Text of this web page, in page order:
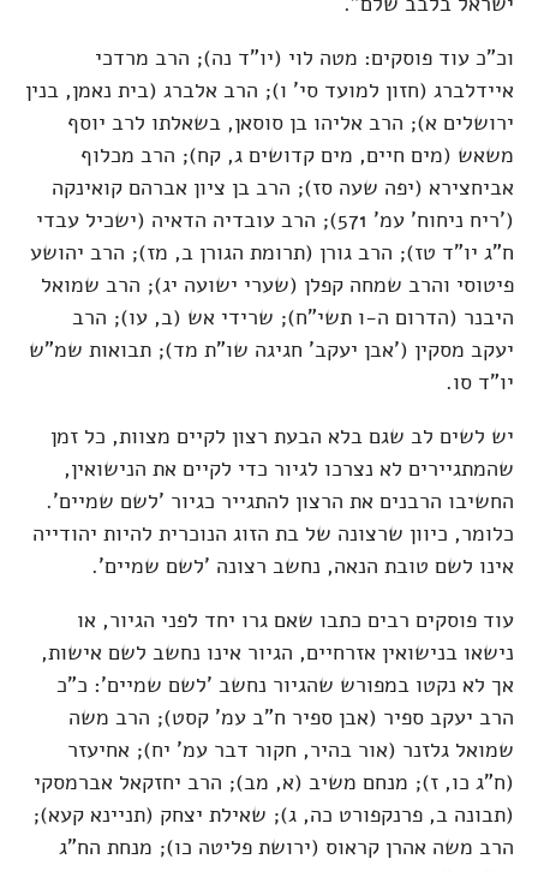
וכ"כ עוד פוסקים: מטה לוי (יו"ד נה); הרב מרדכי
איידלברג (חזון למועד סי' ו); הרב אלברג (בית נאמן, בנין
ירושלים א); הרב אליהו בן סוסאן, בשאלתו לרב יוסף
משאש (מים חיים, מים קדושים ג, קח); הרב מכלוף
אביחצירא (יפה שעה סז); הרב בן ציון אברהם קואינקה
('ריח ניחוח' עמ' 571); הרב עובדיה הדאיה (ישכיל עבדי
ח"ג יו"ד טז); הרב גורן (תרומת הגורן ב, מז); הרב יהושע
פיטוסי והרב שמחה קפלן (שערי ישועה יג); הרב שמואל
היבנר (הדרום ה-ו תשי"ח); שרידי אש (ב, עו); הרב
יעקב מסקין ('אבן יעקב' חגיגה שו"ת מד); תבואות שמ"ש
יו"ד סו.
יש לשים לב שגם בלא הבעת רצון לקיים מצוות, כל זמן
שהמתגיירים לא נצרכו לגיור כדי לקיים את הנישואין,
החשיבו הרבנים את הרצון להתגייר כגיור 'לשם שמיים'.
כלומר, כיוון שרצונה של בת הזוג הנוכרית להיות יהודייה
אינו לשם טובת הנאה, נחשב רצונה 'לשם שמיים'.
עוד פוסקים רבים כתבו שאם גרו יחד לפני הגיור, או
נישאו בנישואין אזרחיים, הגיור אינו נחשב לשם אישות,
אך לא נקטו במפורש שהגיור נחשב 'לשם שמיים': כ"כ
הרב יעקב ספיר (אבן ספיר ח"ב עמ' קסט); הרב משה
שמואל גלזנר (אור בהיר, חקור דבר עמ' יח); אחיעזר
(ח"ג כו, ז); מנחם משיב (א, מב); הרב יחזקאל אברמסקי
(תבונה ב, פרנקפורט כה, ג); שאילת יצחק (תניינא קעא);
הרב משה אהרן קראוס (ירושת פליטה כו); מנחת הח"ג